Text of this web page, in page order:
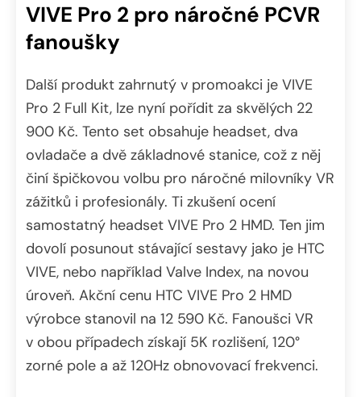
VIVE Pro 2 pro náročné PCVR
fanoušky
Další produkt zahrnutý v promoakci je VIVE
Pro 2 Full Kit, lze nyní pořídit za skvělých 22
900 Kč. Tento set obsahuje headset, dva
ovladače a dvě základnové stanice, což z něj
činí špičkovou volbu pro náročné milovníky VR
zážitků i profesionály. Ti zkušení ocení
samostatný headset VIVE Pro 2 HMD. Ten jim
dovolí posunout stávající sestavy jako je HTC
VIVE, nebo například Valve Index, na novou
úroveň. Akční cenu HTC VIVE Pro 2 HMD
výrobce stanovil na 12 590 Kč. Fanoušci VR
v obou případech získají 5K rozlišení, 120°
zorné pole a až 120Hz obnovovací frekvenci.